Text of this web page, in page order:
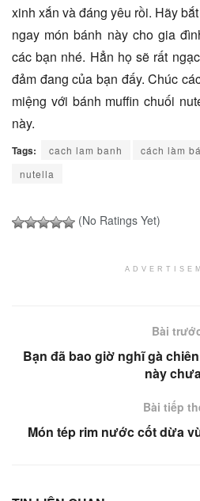
xinh xắn và đáng yêu rồi. Hãy
ngay món bánh này cho gia
các bạn nhé. Hẳn họ sẽ rất
đảm đang của bạn đấy. Chúc
miệng với bánh muffin chuối
này.
Tags: cach lam banh cách làm
nutella
(No Ratings Yet)
Bài
Bạn đã bao giờ nghĩ gà
này
Bài tiếp
Món tép rim nước cốt dừa